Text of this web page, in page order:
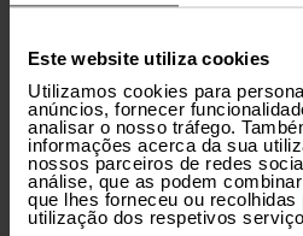
Este website utiliza cookies
Utilizamos cookies para
anúncios, fornecer
analisar o nosso tráfego.
informações acerca da sua
nossos parceiros de redes
análise, que as podem
que lhes forneceu ou
utilização dos respetivos
Qual é o melhor
O melhor SUV depende
necessidades. Antes de
o seguinte:
Finalidade: cidade,